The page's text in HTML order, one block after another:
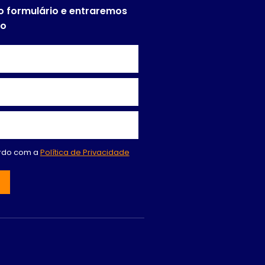
formulário e entraremos
com a Política de Privacidade